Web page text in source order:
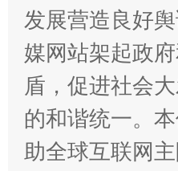
发展营造良好
媒网站架起政
盾，促进社会
的和谐统一。
助全球互联网